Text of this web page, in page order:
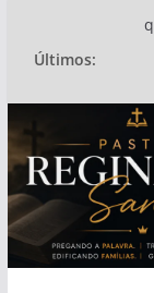
conteúdo
Últimos: